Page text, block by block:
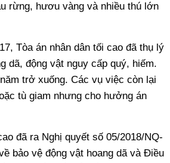
rừng, hươu vàng và nhiều thú lớn
Tòa án nhân dân tối cao đã thụ lý
dã, động vật nguy cấp quý, hiếm.
trở xuống. Các vụ việc còn lại
tù giam nhưng cho hưởng án
đã ra Nghị quyết số 05/2018/NQ-
bảo vệ động vật hoang dã và Điều